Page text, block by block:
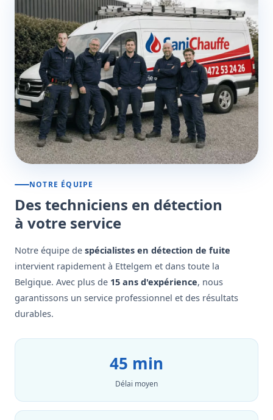
NOTRE ÉQUIPE
Des techniciens en détection
à votre service
Notre équipe de spécialistes en détection de fuite
intervient rapidement à Ettelgem et dans toute la
Belgique. Avec plus de 15 ans d'expérience, nous
garantissons un service professionnel et des résultats
durables.
45 min
Délai moyen